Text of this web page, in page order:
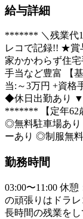
給与詳細
******* ＼残業代1
レコで記録!! ★賞
家かかわらず住
手当など豊富 【
当:～3万円 +資格
◆休日出勤あり ▼
******* 【定年62
◎無料駐車場あり
ーあり ◎制服無
勤務時間
03:00〜11:00 休
の頑張りはドラ
長時間の残業を